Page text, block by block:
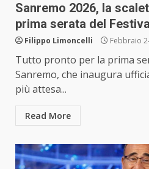
Sanremo 2026, la
prima serata del
Filippo Limoncelli Febbraio
Tutto pronto per la prima
Sanremo, che inaugura
più attesa...
Read More